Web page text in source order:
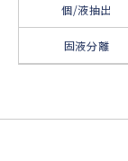
個/液抽出
固液分離